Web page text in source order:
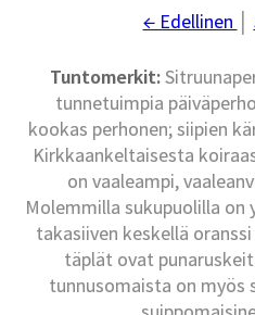
← Edellinen
Tuntomerkit:
tunnetuimpia
kookas perhonen; siipien
Kirkkaankeltaisesta
on vaaleampi,
Molemmilla sukupuolilla on
takasiiven keskellä
täplät ovat
tunnusomaista on myös